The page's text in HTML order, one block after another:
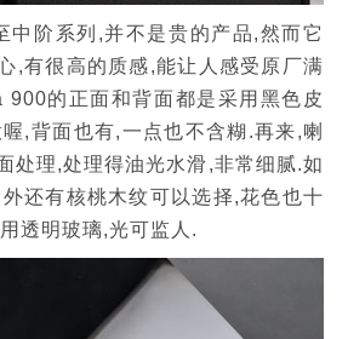
中阶系列,并不是贵的产品,然而它
,有很高的质感,能让人感受原厂满
900的正面和背面都是采用黑色皮
,背面也有,一点也不含糊.再来,喇
处理,处理得油光水滑,非常细腻.如
还有核桃木纹可以选择,花色也十
透明玻璃,光可监人.